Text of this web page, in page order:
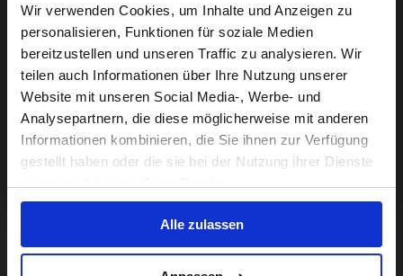
Wir verwenden Cookies, um Inhalte und Anzeigen zu
personalisieren, Funktionen für soziale Medien
bereitzustellen und unseren Traffic zu analysieren. Wir
teilen auch Informationen über Ihre Nutzung unserer
Website mit unseren Social Media-, Werbe- und
Analysepartnern, die diese möglicherweise mit anderen
Informationen kombinieren, die Sie ihnen zur Verfügung
gestellt haben oder die sie bei der Nutzung ihrer Dienste
Alle zulassen
Visiting from the United States?
For a better experience, please visit our:
US website
No, stay here